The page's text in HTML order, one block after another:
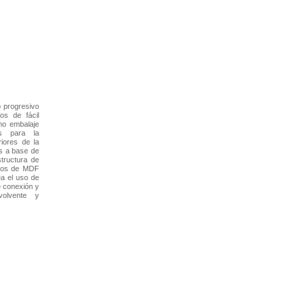
progresivo
de fácil
embalaje
para la
de la
a base de
de
de MDF
el uso de
conexión y
y